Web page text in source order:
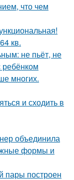
что чем
кв.
не пьёт, не
ребёнком
многих.
и сходить в
объединила
формы и
пары построен